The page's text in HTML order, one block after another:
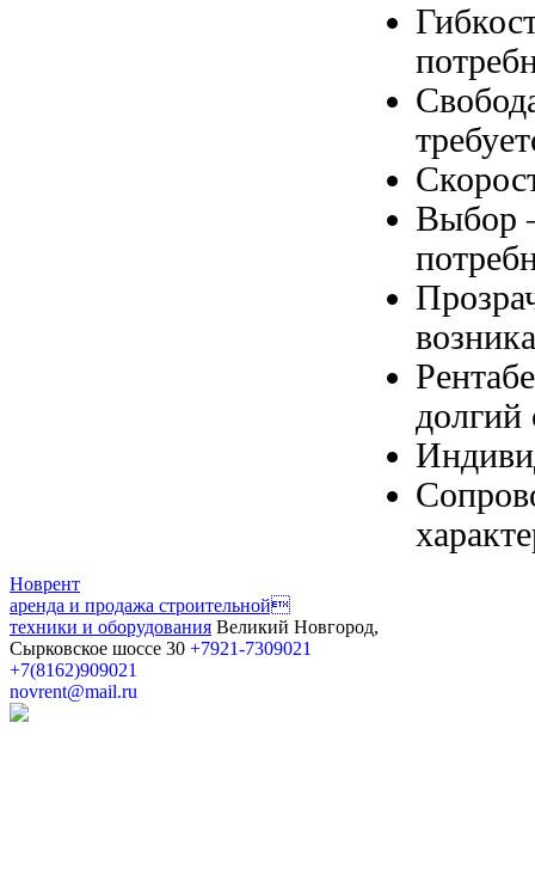
Выбор
долгий
Новрент
аренда и продажа строительной
техники и оборудования Великий Новгород,
Сырковское шоссе 30 +7921-7309021
+7(8162)909021
novrent@mail.ru